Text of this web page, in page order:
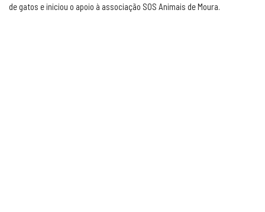
de gatos e iniciou o apoio à associação SOS Animais de Moura.